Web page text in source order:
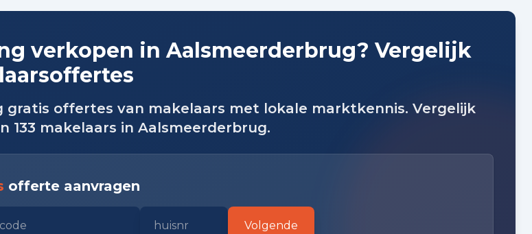
verkopen in Aalsmeerderbrug? Vergelijk
gratis offertes van makelaars met lokale marktkennis. Vergelijk
133 makelaars in Aalsmeerderbrug.
offerte aanvragen
Volgende